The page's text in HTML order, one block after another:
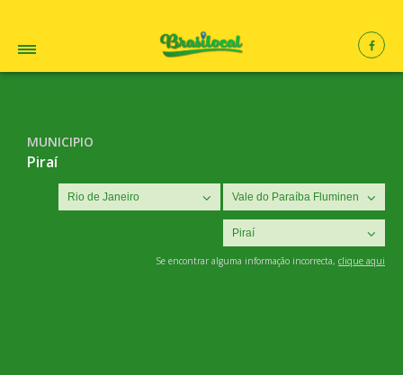
MUNICIPIO
Piraí
Se encontrar alguma informação incorrecta, clique aqui